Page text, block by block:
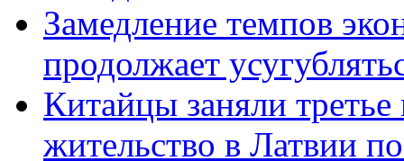
Замедление темпов
продолжает
Китайцы заняли
жительство в Латвии